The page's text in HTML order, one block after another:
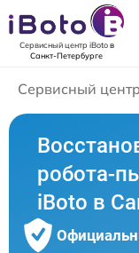
Сервисный центр iBotoв
Санкт-Петербурге
Сервисный
робота-
iBoto в